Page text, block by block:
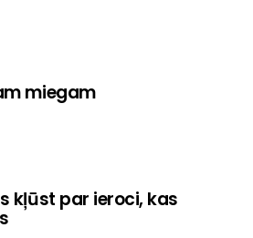
miegam
kļūst par ieroci, kas